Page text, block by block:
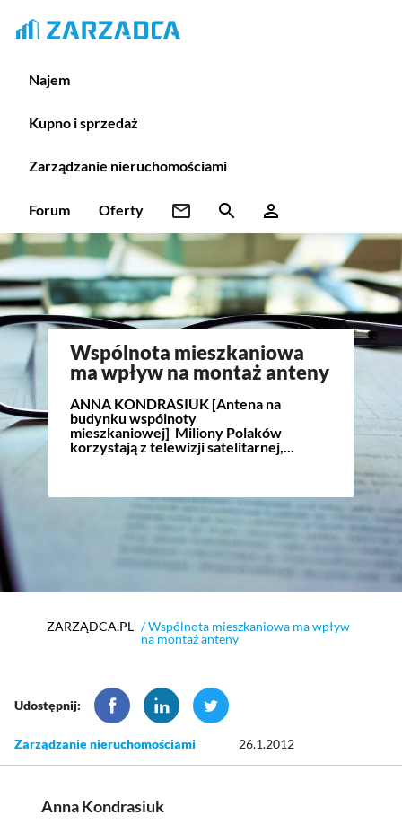
Najem
Kupno i sprzedaż
Zarządzanie nieruchomościami
Forum Oferty
Wspólnota mieszkaniowa
ma wpływ na montaż anteny
ANNA KONDRASIUK [Antena na
budynku wspólnoty
mieszkaniowej] Miliony Polaków
korzystają z telewizji satelitarnej,...
ZARZĄDCA.PL / Wspólnota mieszkaniowa ma wpływ
na montaż anteny
Zarządzanie nieruchomościami 26.1.2012
Udostępnij:
Anna Kondrasiuk